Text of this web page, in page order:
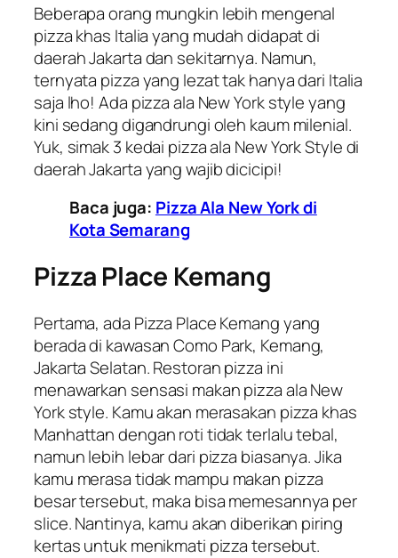
Beberapa orang mungkin lebih mengenal
pizza khas Italia yang mudah didapat di
daerah Jakarta dan sekitarnya. Namun,
ternyata pizza yang lezat tak hanya dari Italia
saja lho! Ada pizza ala New York style yang
kini sedang digandrungi oleh kaum milenial.
Yuk, simak 3 kedai pizza ala New York Style di
daerah Jakarta yang wajib dicicipi!
Baca juga: Pizza Ala New York di
Kota Semarang
Pizza Place Kemang
Pertama, ada Pizza Place Kemang yang
berada di kawasan Como Park, Kemang,
Jakarta Selatan. Restoran pizza ini
menawarkan sensasi makan pizza ala New
York style. Kamu akan merasakan pizza khas
Manhattan dengan roti tidak terlalu tebal,
namun lebih lebar dari pizza biasanya. Jika
kamu merasa tidak mampu makan pizza
besar tersebut, maka bisa memesannya per
slice. Nantinya, kamu akan diberikan piring
kertas untuk menikmati pizza tersebut.